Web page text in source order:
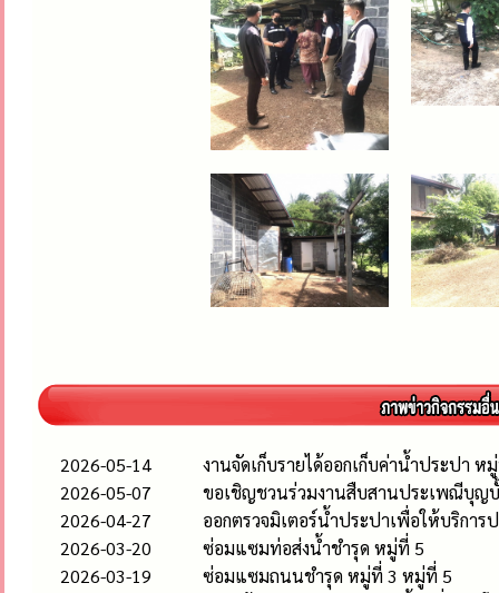
2026-05-14
งานจัดเก็บรายได้ออกเก็บค่าน้ำประปา
2026-05-07
ขอเชิญชวนร่วมงานสืบสานประเพณีบุญ
2026-04-27
ออกตรวจมิเตอร์น้ำประปาเพื่อให้บริการ
2026-03-20
ซ่อมแซมท่อส่งน้ำชำรุด หมู่ที่ 5
2026-03-19
ซ่อมแซมถนนชำรุด หมู่ที่ 3 หมู่ที่ 5